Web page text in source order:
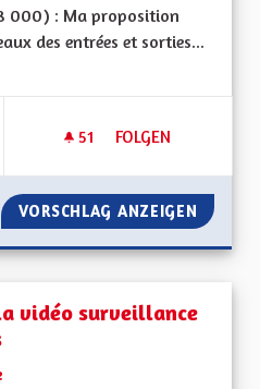
000) : Ma proposition
des entrées et sorties...
51 51 FOLLOWER
FOLGEN
GÉNÉRALISER
VORSCHLAG ANZEIGEN
vidéo surveillance